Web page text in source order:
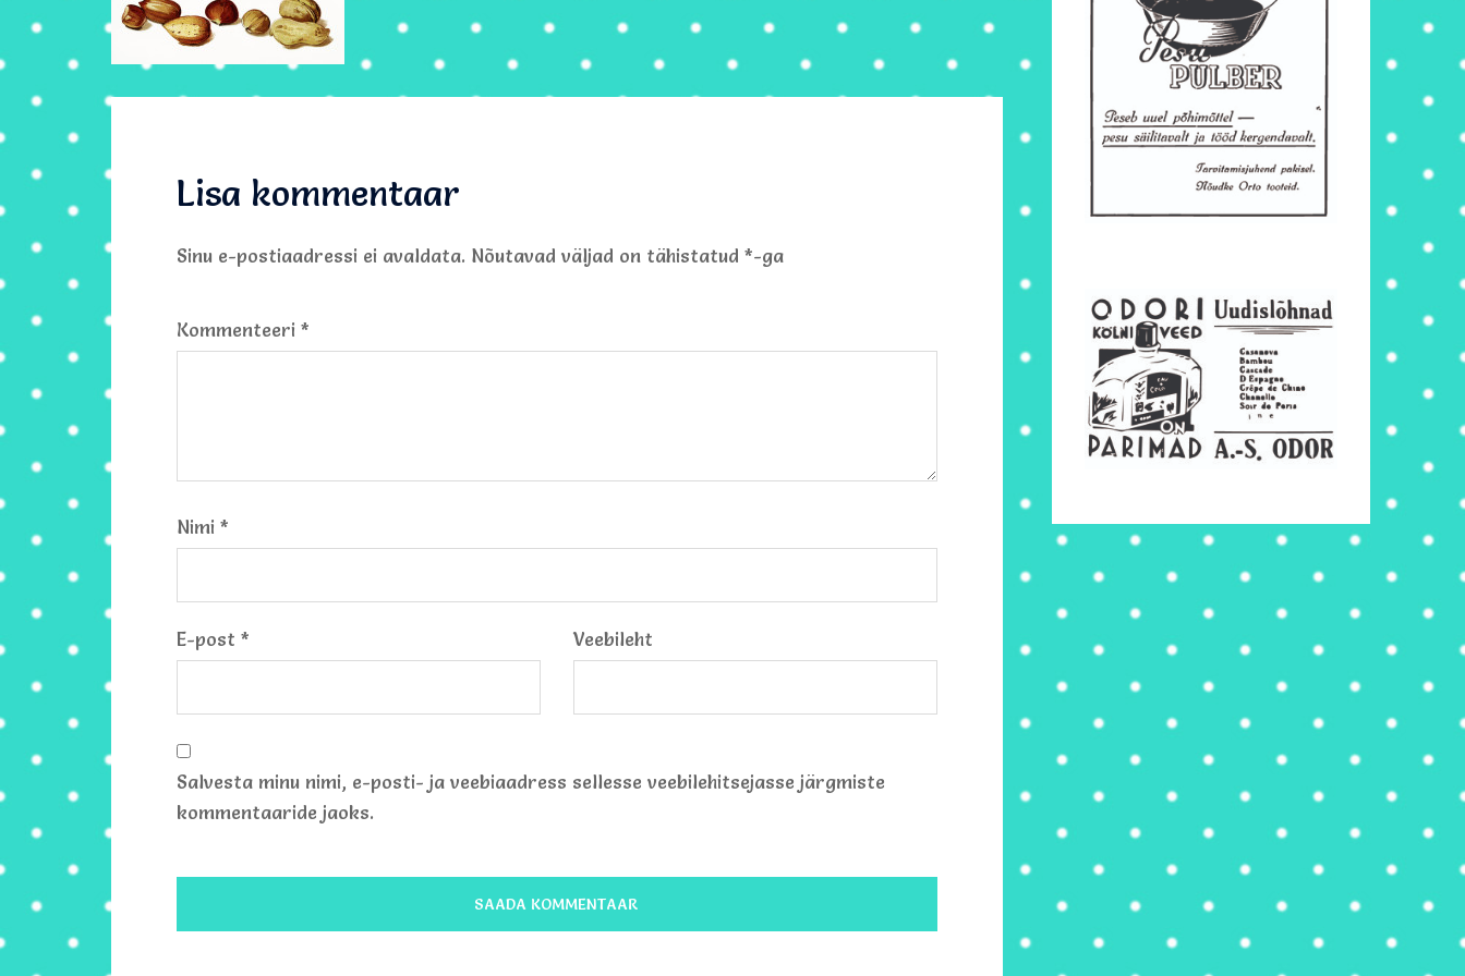
Lisa kommentaar
Sinu e-postiaadressi ei avaldata. Nõutavad väljad on tähistatud *-ga
Kommenteeri *
Nimi *
E-post * Veebileht
Salvesta minu nimi, e-posti- ja veebiaadress sellesse veebilehitsejasse järgmiste
kommentaaride jaoks.